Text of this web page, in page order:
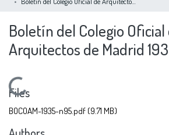
ALL OF DSPACE
STATISTICS
Boletín del Colegio Oficial
Arquitectos de Madrid
Loading...
Files
BOCOAM-1935-n95.pdf (9.71 MB)